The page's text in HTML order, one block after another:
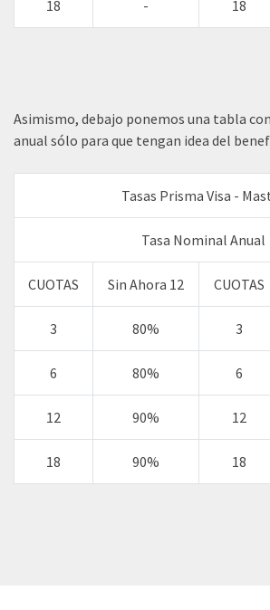
18 - 18
Asimismo, debajo ponemos una tabla
anual sólo para que tengan idea del
Tasas Prisma Visa -
Tasa Nominal Anual
CUOTAS Sin Ahora 12 CUOTAS
3 80% 3
6 80% 6
12 90% 12
18 90% 18